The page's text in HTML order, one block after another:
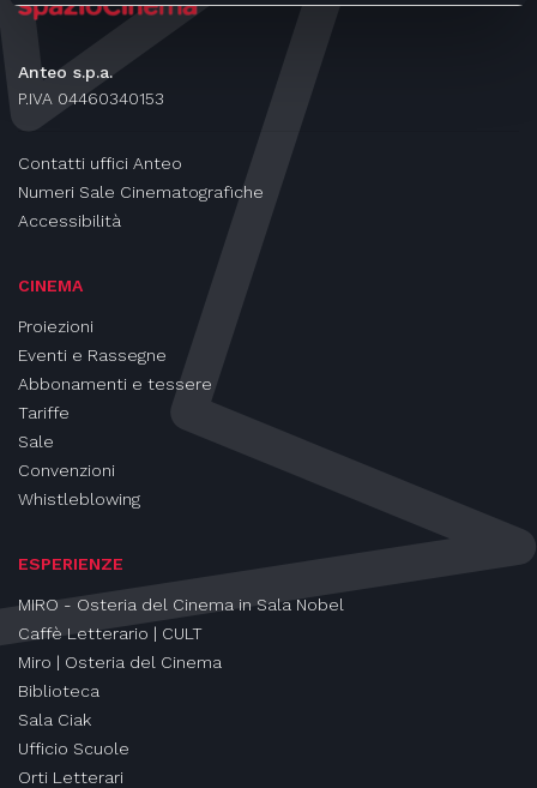
Anteo s.p.a.
P.IVA 04460340153
Contatti uffici Anteo
Numeri Sale Cinematografiche
Accessibilità
CINEMA
Proiezioni
Eventi e Rassegne
Abbonamenti e tessere
Tariffe
Sale
Convenzioni
Whistleblowing
ESPERIENZE
MIRO - Osteria del Cinema in Sala Nobel
Caffè Letterario | CULT
Miro | Osteria del Cinema
Biblioteca
Sala Ciak
Ufficio Scuole
Orti Letterari